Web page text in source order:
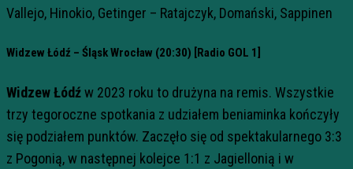
Vallejo, Hinokio, Getinger – Ratajczyk, Domański, Sappinen
Widzew Łódź – Śląsk Wrocław (20:30) [Radio GOL 1]
Widzew Łódźw 2023 roku to drużyna na remis. Wszystkie
trzy tegoroczne spotkania z udziałem beniaminka kończyły
się podziałem punktów. Zaczęło się od spektakularnego 3:3
z Pogonią, w następnej kolejce 1:1 z Jagiellonią i w